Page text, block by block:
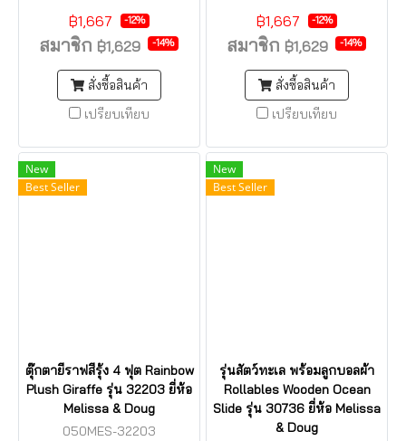
฿1,667 -12%
สมาชิก ฿1,629 -14%
สั่งซื้อสินค้า
เปรียบเทียบ
฿1,667 -12%
สมาชิก ฿1,629 -14%
สั่งซื้อสินค้า
เปรียบเทียบ
New
Best Seller
ตุ๊กตายีราฟสีรุ้ง 4 ฟุต Rainbow
Plush Giraffe รุ่น 32203 ยี่ห้อ
Melissa & Doug
050MES-32203
New
Best Seller
รุ่นสัตว์ทะเล พร้อมลูกบอลผ้า
Rollables Wooden Ocean
Slide รุ่น 30736 ยี่ห้อ Melissa
& Doug